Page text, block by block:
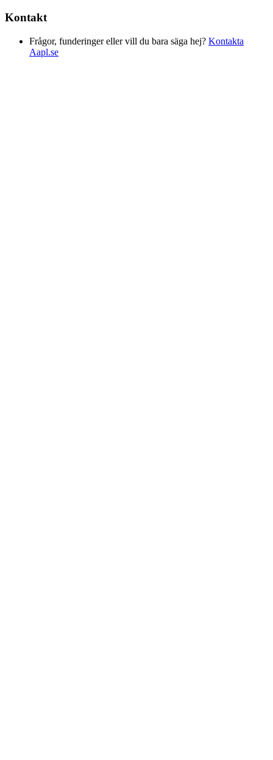
Kontakt
Frågor, funderinger eller vill du bara säga hej? Kontakta
Aapl.se